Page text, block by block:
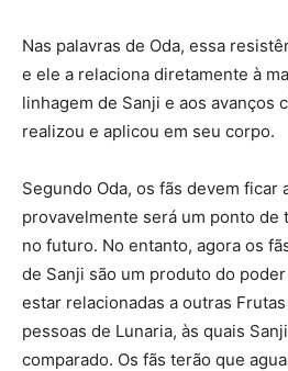
Nas palavras de Oda, essa
e ele a relaciona diretamente à
linhagem de Sanji e aos avanços
realizou e aplicou em seu corpo.
Segundo Oda, os fãs devem ficar
provavelmente será um ponto de
no futuro. No entanto, agora os
de Sanji são um produto do
estar relacionadas a outras
pessoas de Lunaria, às quais
comparado. Os fãs terão que